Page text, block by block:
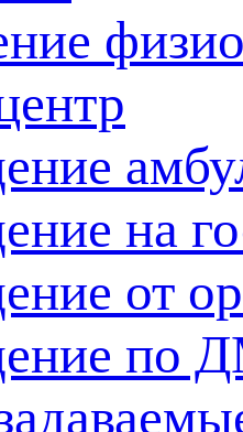
на
от
по